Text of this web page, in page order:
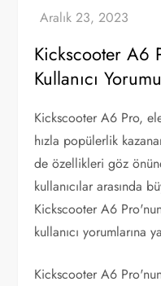
Kickscooter A6
Kullanıcı Yorumu
Kickscooter A6 Pro,
hızla popülerlik
de özellikleri göz
kullanıcılar arasında
Kickscooter A6
kullanıcı yorumlarına
Kickscooter A6